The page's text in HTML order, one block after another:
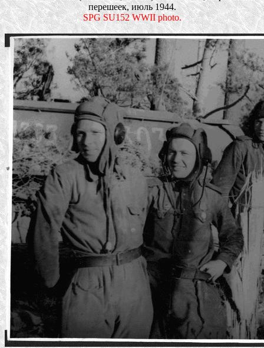
перешеек, июль 1944.
SPG SU152 WWII photo.